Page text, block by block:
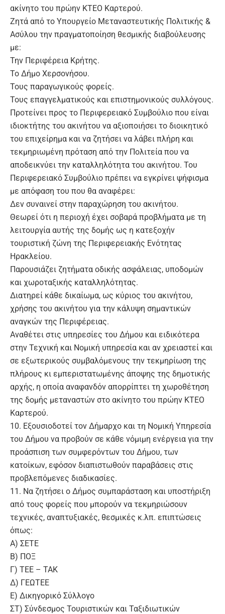
ακίνητο του πρώην ΚΤΕΟ Καρτερού.
Ζητά από το Υπουργείο Μεταναστευτικής Πολιτικής &
Ασύλου την πραγματοποίηση θεσμικής διαβούλευσης
με:
Την Περιφέρεια Κρήτης.
Το Δήμο Χερσονήσου.
Τους παραγωγικούς φορείς.
Τους επαγγελματικούς και επιστημονικούς συλλόγους.
Προτείνει προς το Περιφερειακό Συμβούλιο που είναι
ιδιοκτήτης του ακινήτου να αξιοποιήσει το διοικητικό
του επιχείρημα και να ζητήσει να λάβει πλήρη και
τεκμηριωμένη πρόταση από την Πολιτεία που να
αποδεικνύει την καταλληλότητα του ακινήτου. Του
Περιφερειακό Συμβούλιο πρέπει να εγκρίνει ψήφισμα
με απόφαση του που θα αναφέρει:
Δεν συναινεί στην παραχώρηση του ακινήτου.
Θεωρεί ότι η περιοχή έχει σοβαρά προβλήματα με τη
λειτουργία αυτής της δομής ως η κατεξοχήν
τουριστική ζώνη της Περιφερειακής Ενότητας
Ηρακλείου.
Παρουσιάζει ζητήματα οδικής ασφάλειας, υποδομών
και χωροταξικής καταλληλότητας.
Διατηρεί κάθε δικαίωμα, ως κύριος του ακινήτου,
χρήσης του ακινήτου για την κάλυψη σημαντικών
αναγκών της Περιφέρειας.
Αναθέτει στις υπηρεσίες του Δήμου και ειδικότερα
στην Τεχνική και Νομική υπηρεσία και αν χρειαστεί και
σε εξωτερικούς συμβαλόμενους την τεκμηρίωση της
πλήρους κι εμπεριστατωμένης άποψης της δημοτικής
αρχής, η οποία αναφανδόν απορρίπτει τη χωροθέτηση
της δομής μεταναστών στο ακίνητο του πρώην ΚΤΕΟ
Καρτερού.
10. Εξουσιοδοτεί τον Δήμαρχο και τη Νομική Υπηρεσία
του Δήμου να προβούν σε κάθε νόμιμη ενέργεια για την
προάσπιση των συμφερόντων του Δήμου, των
κατοίκων, εφόσον διαπιστωθούν παραβάσεις στις
προβλεπόμενες διαδικασίες.
11. Να ζητήσει ο Δήμος συμπαράσταση και υποστήριξη
από τους φορείς που μπορούν να τεκμηριώσουν
τεχνικές, αναπτυξιακές, θεσμικές κ.λπ. επιπτώσεις
όπως:
Α) ΣΕΤΕ
Β) ΠΟΞ
Γ) ΤΕΕ – ΤΑΚ
Δ) ΓΕΩΤΕΕ
Ε) Δικηγορικό Σύλλογο
ΣΤ) Σύνδεσμος Τουριστικών και Ταξιδιωτικών